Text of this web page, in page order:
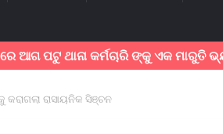
ଥାନା କର୍ମଚାରି ଙ୍କୁ ଏକ ମାରୁତି ଭ୍ୟାନ
କରାଗଲା ରାସାୟନିକ ସିଞ୍ଚନ